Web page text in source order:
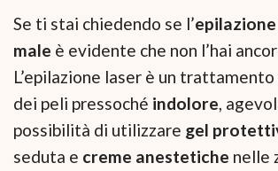
Se ti stai chiedendo se l’
male è evidente che non l’hai
L’epilazione laser è un
dei peli pressoché indolore ,
possibilità di utilizzare gel
seduta e creme anestetiche nelle